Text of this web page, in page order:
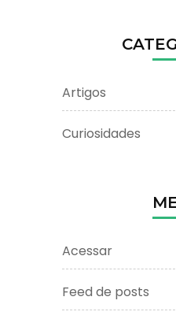
Artigos
Curiosidades
Acessar
Feed de posts